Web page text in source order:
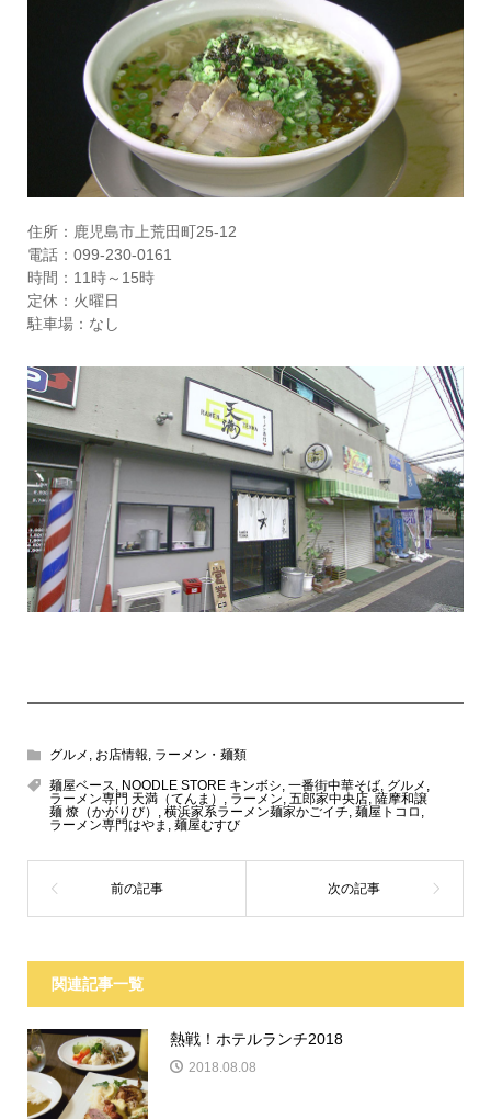
住所：鹿児島市上荒田町25-12
電話：099-230-0161
時間：11時～15時
定休：火曜日
駐車場：なし
グルメ お店情報 ラーメン・麺類
麺屋ベース
NOODLE STORE キンボシ 一番街中華そば, グルメ
ラーメン専門 天満（てんま）
ラーメン 五郎家中央店, 薩摩和譲
麺 燎（かがりび）
横浜家系ラーメン麺家かごイチ 麺屋トコロ
ラーメン専門はやま
麺屋むすび
関連記事一覧
熱戦！ホテルランチ2018
2018.08.08